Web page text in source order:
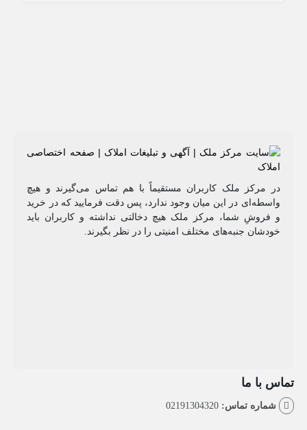
مرکز ملک کاربران مستقیماً با هم تماس می‌گیرند و هیچ
در این میان وجود ندارد، پس دقت فرمایید که در خرید
شما، مرکز ملک هیچ دخالتی نداشته و کاربران باید
جنبه‌های مختلف امنیتی را در نظر بگیرند.
ما
تماس: 02191304320